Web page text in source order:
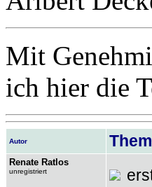
Mit
ich hier die
Autor
Renate Ratlos
unregistriert